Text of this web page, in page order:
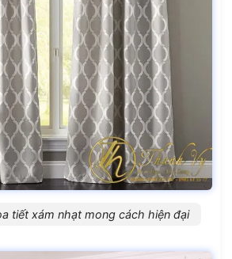
tiết xám nhạt mong cách hiện đại